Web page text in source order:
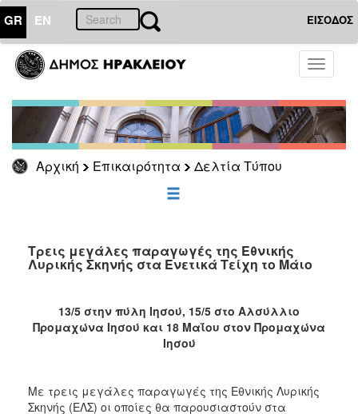
GR EN ΕΙΣΟΔΟΣ
Toggle
Αρχική Επικαιρότητα Δελτία Τύπου
ΕΠΙΚΑΙΡΟΤΗΤΑ
Τύπου
Αρχείο
ΕΠΙΣΚΕΠΤΗΣ
Τρεις μεγάλες παραγωγές της Εθνικής
Λυρικής Σκηνής στα Ενετικά Τείχη το Μάιο
13/5 στην πύλη Ιησού, 15/5 στο Αλσύλλιο
Προμαχώνα Ιησού και 18 Μαΐου στον Προμαχώνα
Ιησού
Με τρεις μεγάλες παραγωγές της Εθνικής Λυρικής
Σκηνής (ΕΛΣ) οι οποίες θα παρουσιαστούν στα